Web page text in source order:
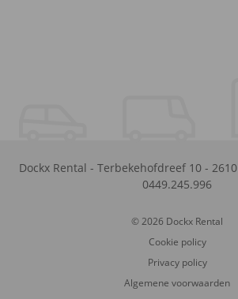
Dockx Rental - Terbekehofdreef 10 - 2610
0449.245.996
© 2026 Dockx Rental
Cookie policy
Privacy policy
Algemene voorwaarden